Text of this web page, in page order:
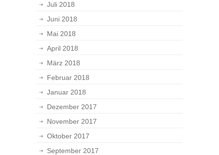
Juli 2018
Juni 2018
Mai 2018
April 2018
März 2018
Februar 2018
Januar 2018
Dezember 2017
November 2017
Oktober 2017
September 2017